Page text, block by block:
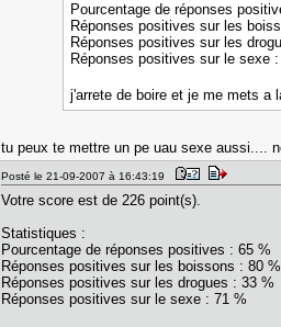
Pourcentage de réponses
Réponses positives sur les
Réponses positives sur les
Réponses positives sur le sexe
j'arrete de boire et je me mets a
tu peux te mettre un pe uau sexe
Posté le 21-09-2007 à 16:43:19
Votre score est de 226 point(s).
Statistiques :
Pourcentage de réponses positives : 65 %
Réponses positives sur les boissons : 80 %
Réponses positives sur les drogues : 33 %
Réponses positives sur le sexe : 71 %